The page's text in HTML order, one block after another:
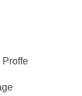
Proffe